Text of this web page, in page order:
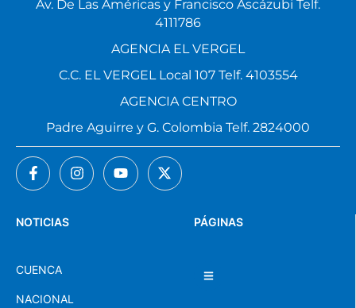
PÁGINAS
NOTICIAS
CUENCA
NACIONAL
Av. De Las Américas y Francisco Ascázubi Telf.
4111786
AGENCIA EL VERGEL
C.C. EL VERGEL Local 107 Telf. 4103554
AGENCIA CENTRO
Padre Aguirre y G. Colombia Telf. 2824000